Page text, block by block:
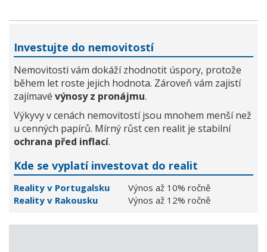
Investujte do nemovitostí
Nemovitosti vám dokáží zhodnotit úspory, protože
během let roste jejich hodnota. Zároveň vám zajistí
zajímavé výnosy z pronájmu.
Výkyvy v cenách nemovitostí jsou mnohem menší než
u cenných papírů. Mírný růst cen realit je stabilní
ochrana před inflací.
Kde se vyplatí investovat do realit
Reality v Portugalsku
Výnos až 10% ročně
Reality v Rakousku
Výnos až 12% ročně